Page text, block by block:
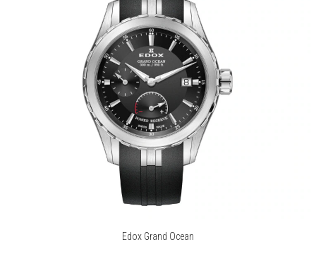
Edox Grand Ocean